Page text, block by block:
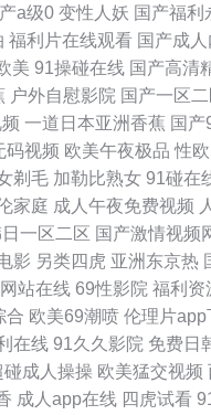
片tv 天龙影院电视剧在线看 野
视频一区 91视频99视频 99超
品综合 三级理论影院在线中
费 亚洲一区在线 91豆花看片
区一 三年成全免费观看全 亚
洲天天爱 91在线观 第九个寡
国产在线观看91 免费视频
频在线观看H 成全观看免费
a级0 变性人妖 国产福利
福利片在线观看 国产成
美 91操碰在线 国产高清
户外自慰影院 国产一区
一道日本亚洲香蕉 国产
码视频 欧美午夜极品 性
剃毛 加勒比熟女 91碰在
家庭 成人午夜免费视频
一区二区 国产激情视频
影 另类四虎 亚洲东京热
站在线 69性影院 福利资
合 欧美69潮喷 伦理片app
在线 91久久影院 免费日
碰成人操操 欧美猛交视频
成人app在线 四虎试看